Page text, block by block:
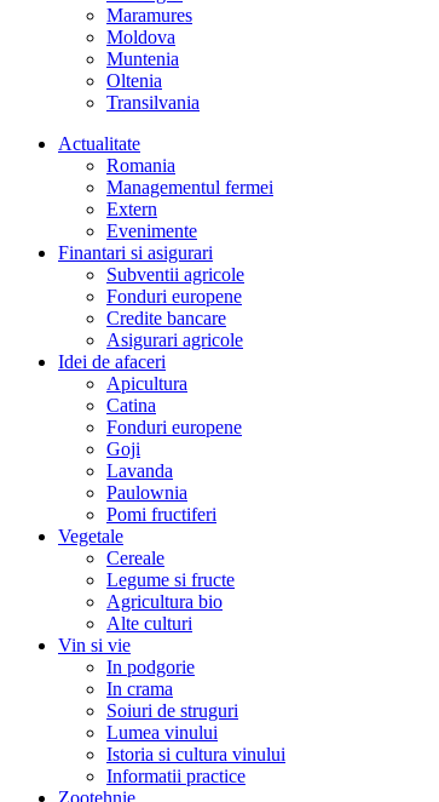
Maramures
Moldova
Muntenia
Oltenia
Transilvania
Actualitate
Romania
Managementul fermei
Extern
Evenimente
Finantari si asigurari
Subventii agricole
Fonduri europene
Credite bancare
Asigurari agricole
Idei de afaceri
Apicultura
Catina
Fonduri europene
Goji
Lavanda
Paulownia
Pomi fructiferi
Vegetale
Cereale
Legume si fructe
Agricultura bio
Alte culturi
Vin si vie
In podgorie
In crama
Soiuri de struguri
Lumea vinului
Istoria si cultura vinului
Informatii practice
Zootehnie